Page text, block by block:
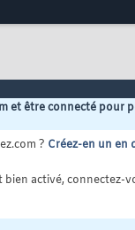
et être connecté pour
? Créez-en un en
activé, connectez-